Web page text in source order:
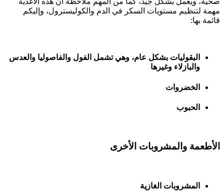
مهمة لتنظيم مستويات السكر في الدم والكوليسترول، وإليكم
قائمة بها:
البقوليات بشكل عام، وهي تشمل الفول والفاصوليا والعدس
والبازلاء وغيرها
الخضروات
الحبوب
الأطعمة والمشروبات الأخرى
المشروبات الغازية